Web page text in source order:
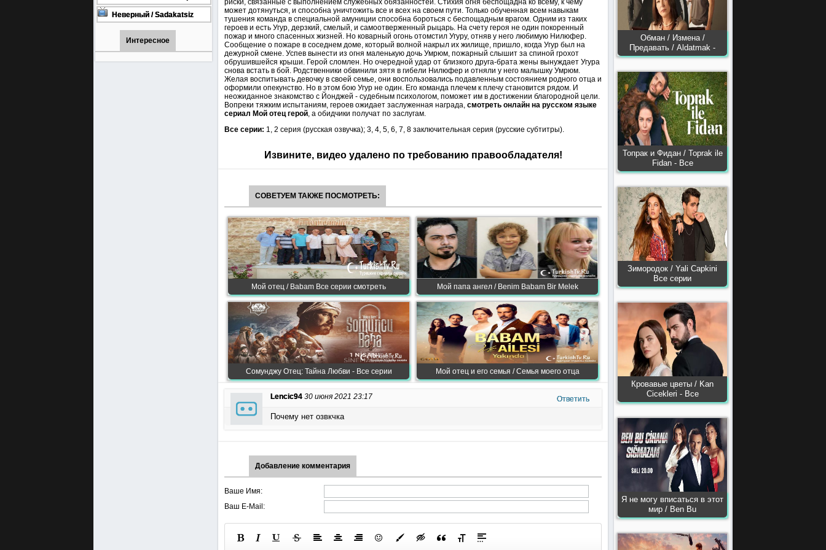
турецкий сериал смотреть
онлайн на русском языке
Неверный / Sadakatsiz
Все серии турецкий сериал
смотреть онлайн на
русском языке
Интересное
Обман / Измена /
Предавать / Aldatmak -
Топрак и Фидан / Toprak ile
Fidan - Все
Зимородок / Yali Capkini
Все серии
Кровавые цветы / Kan
Сiсekleri - Все
Я не могу вписаться в этот
мир / Ben Bu
риски, связанные с выполнением служебных обязанностей. Стихия огня беспощадна ко всему, к чему
может дотянуться, и способна уничтожить все и всех на своем пути. Только обученная всем навыкам
тушения команда в специальной амуниции способна бороться с беспощадным врагом. Одним из таких
героев и есть Угур, дерзкий, смелый, и самоотверженный рыцарь. На счету героя не один покоренный
пожар и много спасенных жизней. Но коварный огонь отомстил Угуру, отняв у него любимую Нилюфер.
Сообщение о пожаре в соседнем доме, который волной накрыл их жилище, пришло, когда Угур был на
дежурной смене. Успев вынести из огня маленькую дочь Умрюм, пожарный слышит за спиной грохот
обрушившейся крыши. Герой сломлен. Но очередной удар от близкого друга-брата жены вынуждает Угура
снова встать в бой. Родственники обвинили зятя в гибели Нилюфер и отняли у него малышку Умрюм.
Желая воспитывать девочку в своей семье, они воспользовались подавленным состоянием родного отца и
оформили опекунство. Но в этом бою Угур не один. Его команда плечем к плечу становится рядом. И
неожиданное знакомство с Йонджей - судебным психологом, поможет им в достижении благородной цели.
Вопреки тяжким испытаниям, героев ожидает заслуженная награда, смотреть онлайн на русском языке
сериал Мой отец герой, а обидчики получат по заслугам.
Все серии: 1, 2 серия (русская озвучка); 3, 4, 5, 6, 7, 8 заключительная серия (русские субтитры).
Извините, видео удалено по требованию правообладателя!
СОВЕТУЕМ ТАКЖЕ ПОСМОТРЕТЬ:
Мой отец / Babam Все серии смотреть Мой папа ангел / Benim Babam Bir Melek
Сомунджу Отец: Тайна Любви - Все серии Мой отец и его семья / Семья моего отца
Lencic94 30 июня 2021 23:17 Ответить
Почему нет озвкчка
Добавление комментария
Ваше Имя:
Ваш E-Mail: